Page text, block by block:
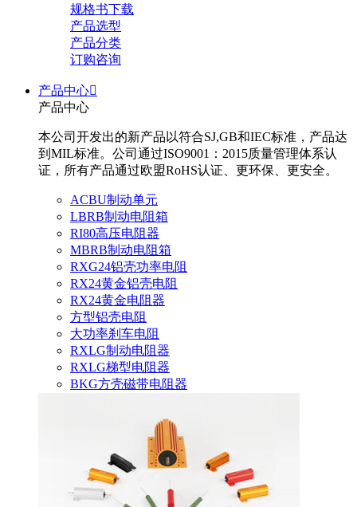
规格书下载
产品选型
产品分类
订购咨询
产品中心
产品中心
本公司开发出的新产品以符合SJ,GB和IEC标准，产品达
到MIL标准。公司通过ISO9001：2015质量管理体系认
证，所有产品通过欧盟RoHS认证、更环保、更安全。
ACBU制动单元
LBRB制动电阻箱
RI80高压电阻器
MBRB制动电阻箱
RXG24铝壳功率电阻
RX24黄金铝壳电阻
RX24黄金电阻器
方型铝壳电阻
大功率刹车电阻
RXLG制动电阻器
RXLG梯型电阻器
BKG方壳磁带电阻器